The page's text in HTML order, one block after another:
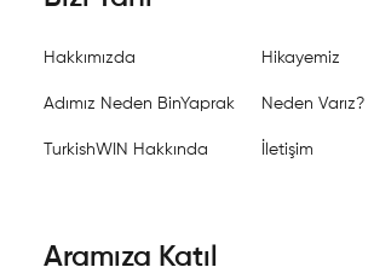
Hakkımızda Hikayemiz
Adımız Neden BinYaprak Neden Varız?
TurkishWIN Hakkında İletişim
Aramıza Katıl